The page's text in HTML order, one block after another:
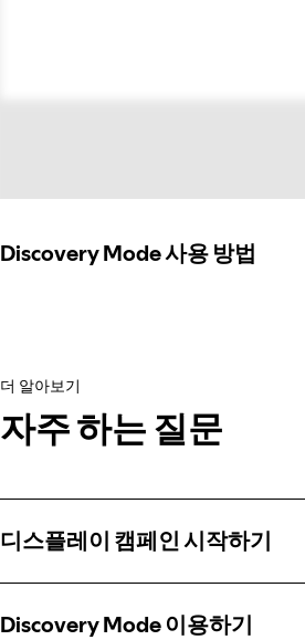
Discovery Mode 사용 방법
더 알아보기
자주 하는 질문
디스플레이 캠페인 시작하기
디스플레이 캠페인 시작하기
Discovery Mode 이용하기
Discovery Mode 이용하기